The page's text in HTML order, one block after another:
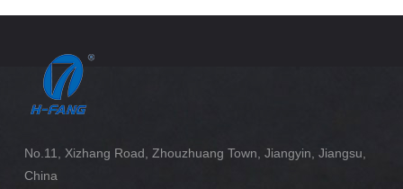
No.11, Xizhang Road, Zhouzhuang Town, Jiangyin, Jiangsu,
China